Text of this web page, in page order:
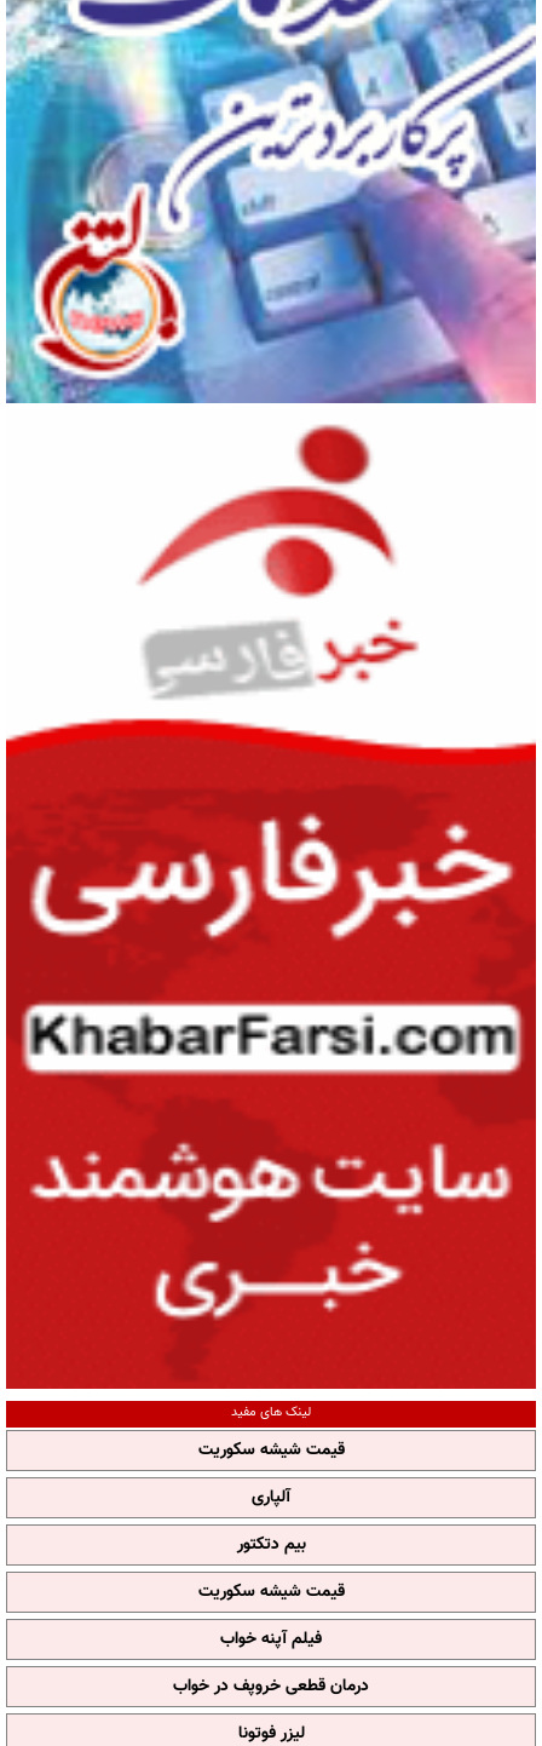
لینک های مفید
قیمت شیشه سکوریت
آلپاری
بیم دتکتور
قیمت شیشه سکوریت
فیلم آپنه خواب
درمان قطعی خروپف در خواب
لیزر فوتونا